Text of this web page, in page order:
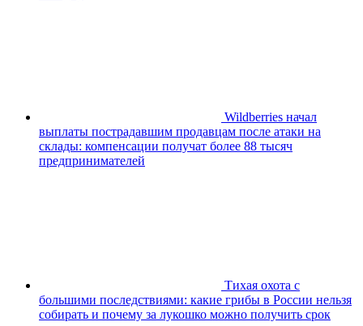
Wildberries начал
выплаты пострадавшим продавцам после атаки на
склады: компенсации получат более 88 тысяч
предпринимателей
Тихая охота с
большими последствиями: какие грибы в России нельзя
собирать и почему за лукошко можно получить срок